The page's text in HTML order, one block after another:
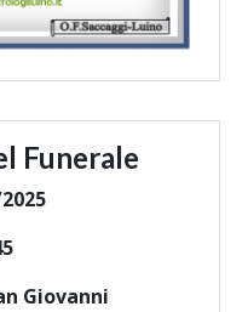
Funerale
Giovanni